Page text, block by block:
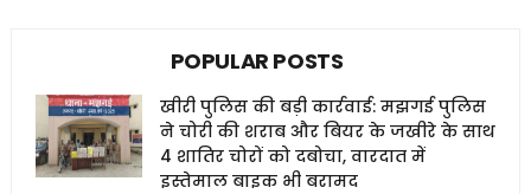
POPULAR POSTS
खीरी पुलिस की बड़ी कार्रवाई: मझगई पुलिस
ने चोरी की शराब और बियर के जखीरे के साथ
4 शातिर चोरों को दबोचा, वारदात में
इस्तेमाल बाइक भी बरामद